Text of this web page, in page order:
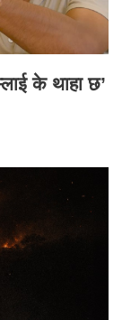
के थाहा छ’